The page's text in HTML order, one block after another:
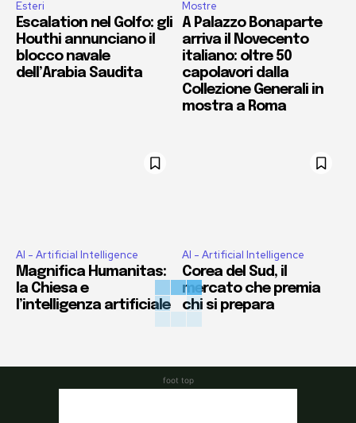
Esteri
Escalation nel Golfo: gli
Houthi annunciano il
blocco navale
dell’Arabia Saudita
Mostre
A Palazzo Bonaparte
arriva il Novecento
italiano: oltre 50
capolavori dalla
Collezione Generali in
mostra a Roma
AI - Artificial Intelligence
Magnifica Humanitas:
la Chiesa e
l’intelligenza artificiale
AI - Artificial Intelligence
Corea del Sud, il
mercato che premia
chi si prepara
foot top